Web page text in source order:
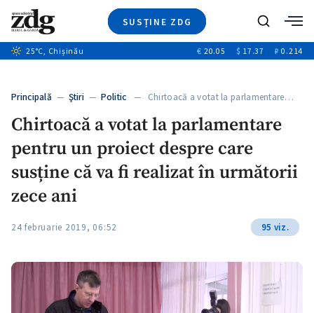
SUSȚINE ZDG
Ştiri
+7
Video
Special
+2
ZdGust
Caută
25°C, Chișinău € 20.05 $ 17.37 ₽ 0.214
Principală — Ştiri — Politic — Chirtoacă a votat la parlamentare…
Chirtoacă a votat la parlamentare
pentru un proiect despre care
susține că va fi realizat în următorii
zece ani
24 februarie 2019, 06:52 95 viz.